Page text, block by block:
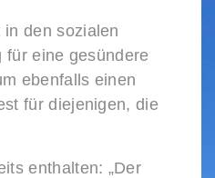
den sozialen
eine gesündere
ebenfalls einen
für diejenigen, die
enthalten: „Der